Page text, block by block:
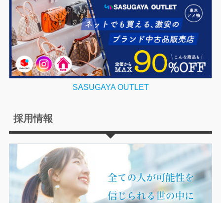
SASUGAYA OUTLET
採用情報